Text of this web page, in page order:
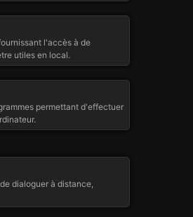
l'accès à de
utiles en local.
permettant d'effectuer
dialoguer à distance,